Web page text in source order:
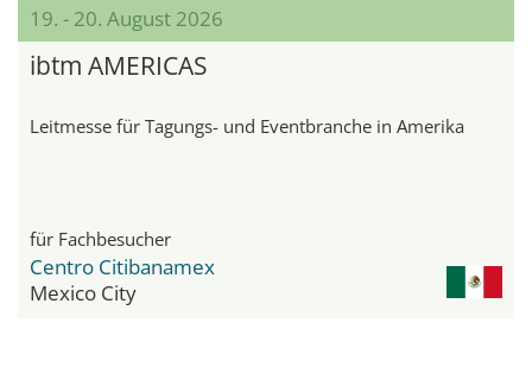
19. - 20. August 2026
ibtm AMERICAS
Leitmesse für Tagungs- und Eventbranche in Amerika
für Fachbesucher
Centro Citibanamex
Mexico City